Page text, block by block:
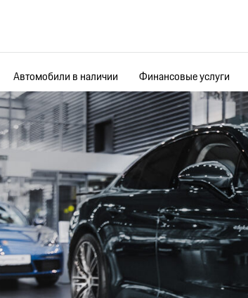
Автомобили в наличии Финансовые услуги